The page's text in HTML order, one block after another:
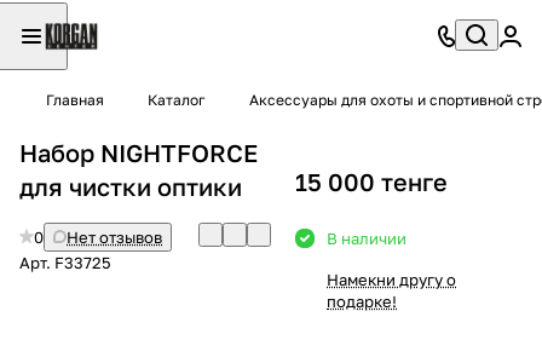
Главная Каталог Аксессуары для охоты и спортивной
Набор NIGHTFORCE
для чистки оптики
0
Нет отзывов
Арт. F33725
15 000 тенге
В наличии
Намекни другу о
подарке!